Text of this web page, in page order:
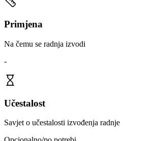
Primjena
Na čemu se radnja izvodi
-
Učestalost
Savjet o učestalosti izvođenja radnje